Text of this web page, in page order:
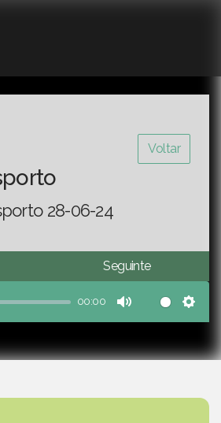
Voltar
28-06-24
Seguinte
00:00
Mute